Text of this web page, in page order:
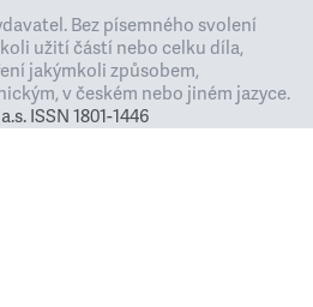
Bez písemného svolení
užití částí nebo celku díla,
jakýmkoli způsobem,
v českém nebo jiném jazyce.
ISSN 1801-1446